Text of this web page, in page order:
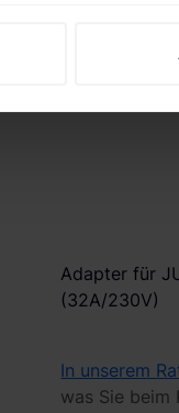
persönlichen
Informationen
Adapter für
(32A/230V)
In unserem
was Sie beim